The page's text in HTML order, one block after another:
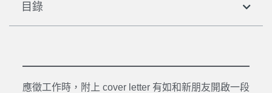
目錄
應徵工作時，附上 cover letter 有如和新朋友開啟一段